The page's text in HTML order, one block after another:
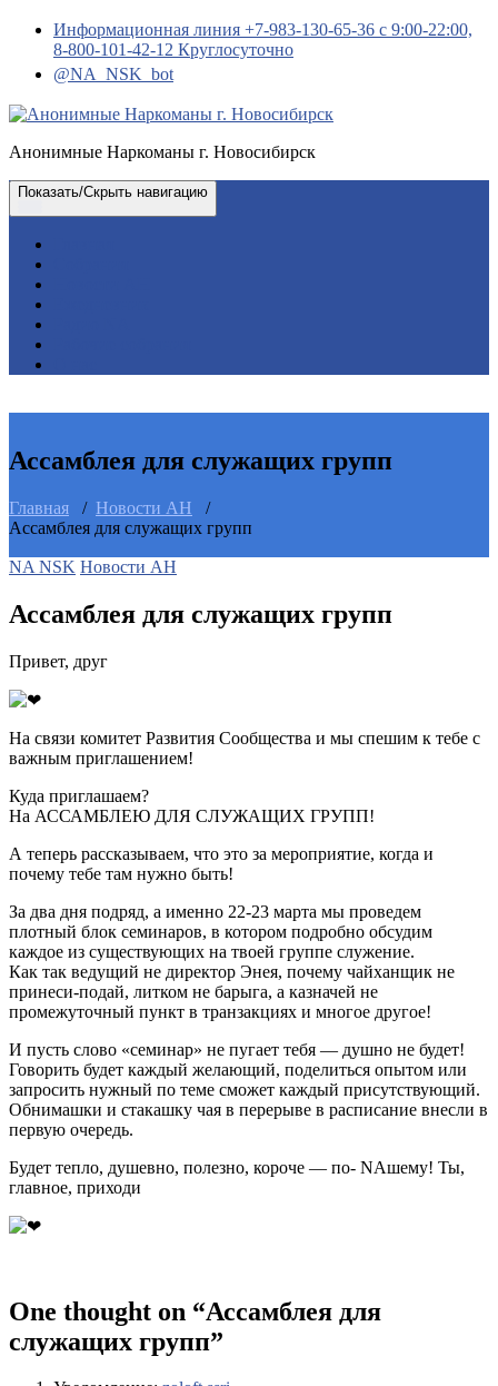
Перейти
содержимому
Информационная линия +7-983-130-65-36 с 9:00-22:00,
8-800-101-42-12 Круглосуточно
@NA_NSK_bot
Анонимные Наркоманы г. Новосибирск
Показать/Скрыть навигацию
Ассамблея для служащих групп
Главная / Новости АН /
Ассамблея для служащих групп
NA NSK Новости АН
Ассамблея для служащих групп
Привет, друг
На связи комитет Развития Сообщества и мы спешим к тебе с
важным приглашением!
Куда приглашаем?
На АССАМБЛЕЮ ДЛЯ СЛУЖАЩИХ ГРУПП!
А теперь рассказываем, что это за мероприятие, когда и
почему тебе там нужно быть!
За два дня подряд, а именно 22-23 марта мы проведем
плотный блок семинаров, в котором подробно обсудим
каждое из существующих на твоей группе служение.
Как так ведущий не директор Энея, почему чайханщик не
принеси-подай, литком не барыга, а казначей не
промежуточный пункт в транзакциях и многое другое!
И пусть слово «семинар» не пугает тебя — душно не будет!
Говорить будет каждый желающий, поделиться опытом или
запросить нужный по теме сможет каждый присутствующий.
Обнимашки и стакашку чая в перерыве в расписание внесли в
первую очередь.
Будет тепло, душевно, полезно, короче — по- NAшему! Ты,
главное, приходи
One thought on “Ассамблея для
служащих групп”